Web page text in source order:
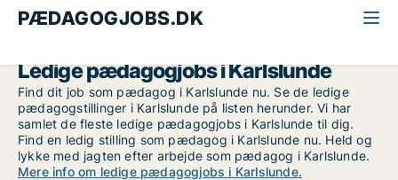
PÆDAGOGJOBS.DK
Ledige pædagogjobs i Karlslunde
Find dit job som pædagog i Karlslunde nu. Se de ledige
pædagogstillinger i Karlslunde på listen herunder. Vi har
samlet de fleste ledige pædagogjobs i Karlslunde til dig.
Find en ledig stilling som pædagog i Karlslunde nu. Held og
lykke med jagten efter arbejde som pædagog i Karlslunde.
Mere info om ledige pædagogjobs i Karlslunde.